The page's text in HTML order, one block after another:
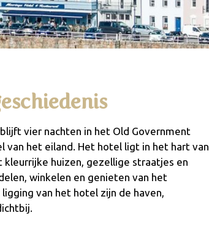
vier nachten in het Old Government
van het eiland. Het hotel ligt in het hart van
huizen, gezellige straatjes en
winkelen en genieten van het
van het hotel zijn de haven,